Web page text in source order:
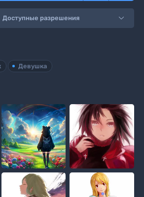
Доступные разрешения
Девушка